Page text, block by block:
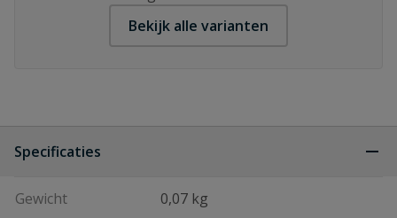
Bekijk alle varianten
Specificaties
Gewicht 0,07 kg